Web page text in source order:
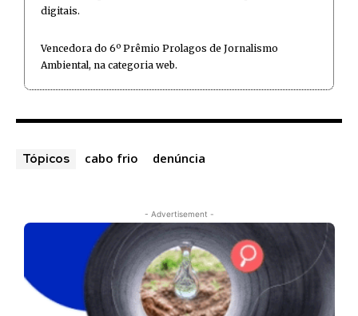
digitais.
Vencedora do 6º Prêmio Prolagos de Jornalismo
Ambiental, na categoria web.
Tópicos cabo frio denúncia
- Advertisement -